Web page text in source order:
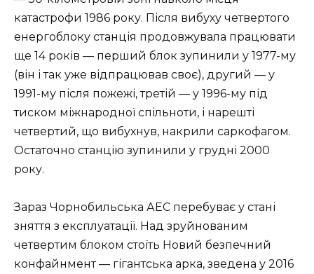
катастрофи 1986 року. Після вибуху четвертого
енергоблоку станція продовжувала працювати
ще 14 років — перший блок зупинили у 1977-му
(він і так уже відпрацював своє), другий — у
1991-му після пожежі, третій — у 1996-му під
тиском міжнародної спільноти, і нарешті
четвертий, що вибухнув, накрили саркофагом.
Остаточно станцію зупинили у грудні 2000
року.
Зараз Чорнобильська АЕС перебуває у стані
зняття з експлуатації. Над зруйнованим
четвертим блоком стоїть Новий безпечний
конфайнмент — гігантська арка, зведена у 2016